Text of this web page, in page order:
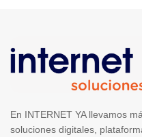
En INTERNET YA llevamos
soluciones digitales,